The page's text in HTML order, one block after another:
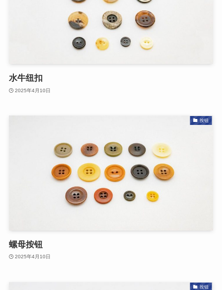
水牛纽扣
2025年4月10日
按钮
螺母按钮
2025年4月10日
按钮